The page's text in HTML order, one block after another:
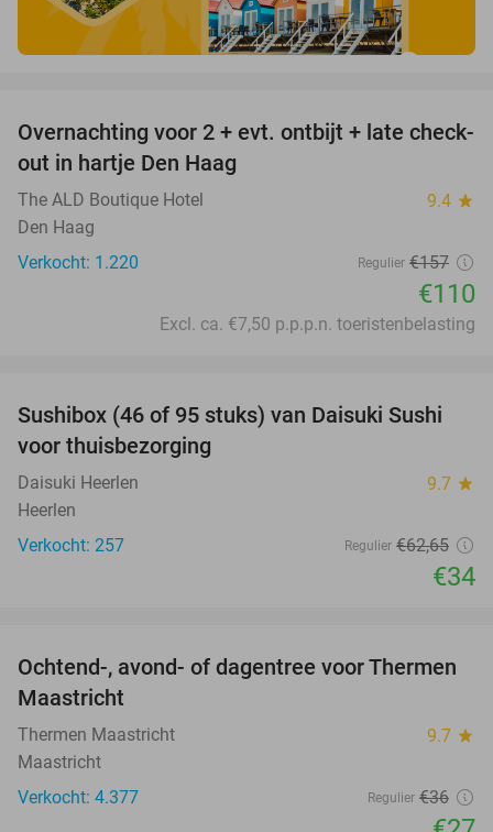
30%
Overnachting voor 2 + evt. ontbijt + late check-
out in hartje Den Haag
The ALD Boutique Hotel 9.4 star
Den Haag
Verkocht: 1.220
Regulier €157
€110
Excl. ca. €7,50 p.p.p.n. toeristenbelasting
46%
Sushibox (46 of 95 stuks) van Daisuki Sushi
voor thuisbezorging
Daisuki Heerlen 9.7 star
Heerlen
Verkocht: 257
Regulier €62,65
€34
25%
Ochtend-, avond- of dagentree voor Thermen
Maastricht
Thermen Maastricht 9.7 star
Maastricht
Verkocht: 4.377
Regulier €36